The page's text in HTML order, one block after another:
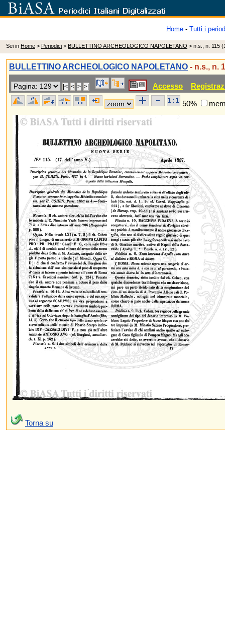
Home - Tutti i
Sei in Home > Periodici > BULLETTINO ARCHEOLOGICO NAPOLETANO > n.s., n. 115
BULLETTINO ARCHEOLOGICO NAPOLETANO - n.s., n.
Accesso
50%
Torna su